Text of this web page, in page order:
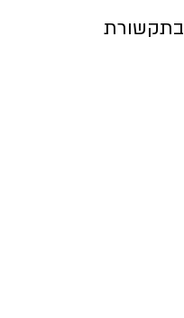
בתקשורת